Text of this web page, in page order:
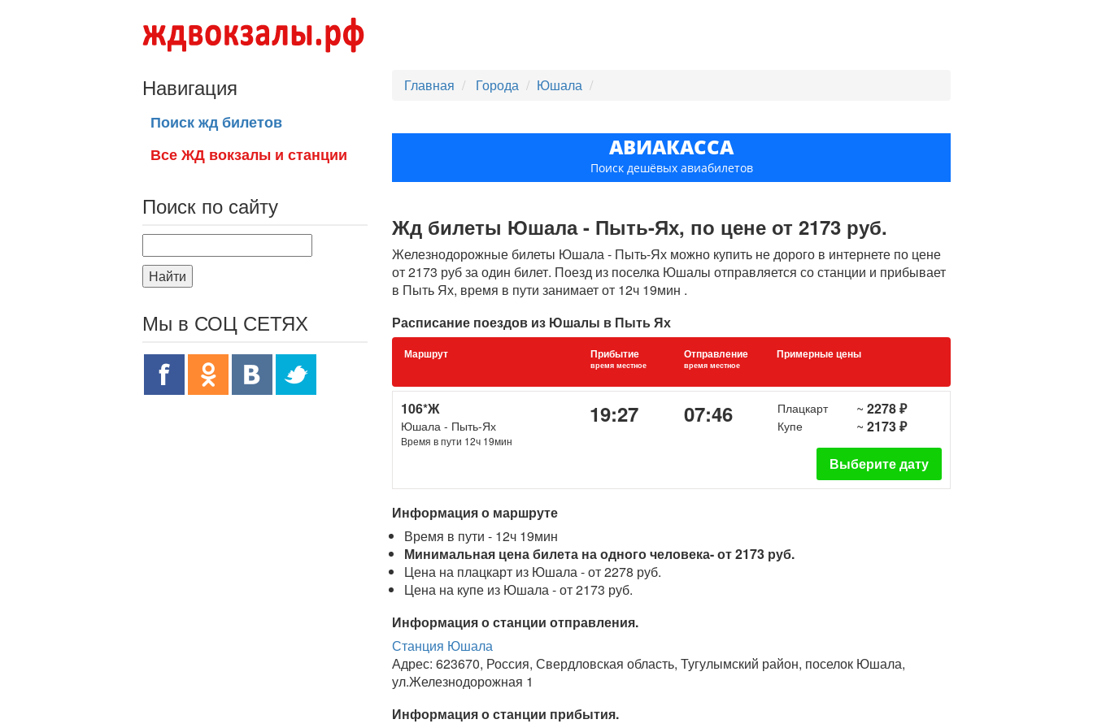
Главная Города Юшала
АВИАКАССА
Поиск дешёвых авиабилетов
Жд билеты Юшала - Пыть-Ях, по цене от 2173 руб.
Железнодорожные билеты Юшала - Пыть-Ях можно купить не дорого в интернете по цене
от 2173 руб за один билет. Поезд из поселка Юшалы отправляется со станции и прибывает
в Пыть Ях, время в пути занимает от 12ч 19мин .
Расписание поездов из Юшалы в Пыть Ях
Маршрут Прибытие
время местное
Отправление
время местное
Примерные цены
106*Ж
Юшала - Пыть-Ях
Время в пути 12ч 19мин
19:27 07:46 Плацкарт ~ 2278 ₽
Купе ~ 2173 ₽
Выберите дату
Информация о маршруте
Время в пути - 12ч 19мин
Минимальная цена билета на одного человека- от 2173 руб.
Цена на плацкарт из Юшала - от 2278 руб.
Цена на купе из Юшала - от 2173 руб.
Информация о станции отправления.
Станция Юшала
Адрес: 623670, Россия, Свердловская область, Тугулымский район, поселок Юшала,
ул.Железнодорожная 1
Информация о станции прибытия.
Навигация
Поиск жд билетов
Все ЖД вокзалы и станции
Поиск по сайту
Найти
Мы в СОЦ СЕТЯХ